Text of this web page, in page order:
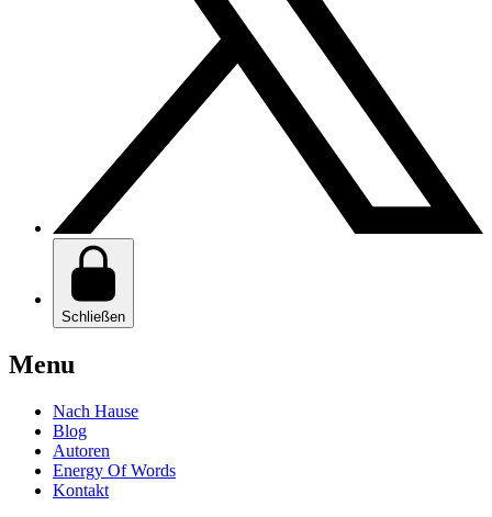
Schließen
Menu
Nach Hause
Blog
Autoren
Energy Of Words
Kontakt